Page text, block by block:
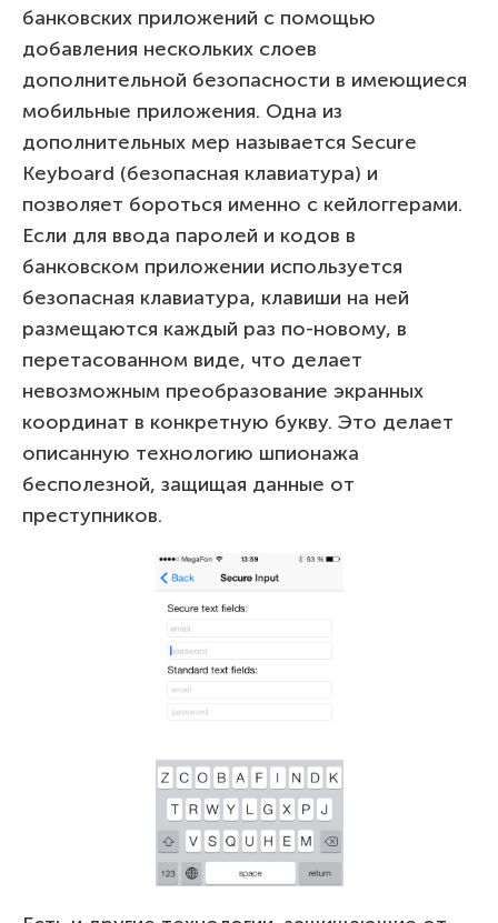
банковских приложений с помощью
добавления нескольких слоев
дополнительной безопасности в имеющиеся
мобильные приложения. Одна из
дополнительных мер называется Secure
Keyboard (безопасная клавиатура) и
позволяет бороться именно с кейлоггерами.
Если для ввода паролей и кодов в
банковском приложении используется
безопасная клавиатура, клавиши на ней
размещаются каждый раз по-новому, в
перетасованном виде, что делает
невозможным преобразование экранных
координат в конкретную букву. Это делает
описанную технологию шпионажа
бесполезной, защищая данные от
преступников.